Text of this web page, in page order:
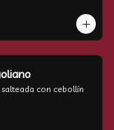
con cebollín